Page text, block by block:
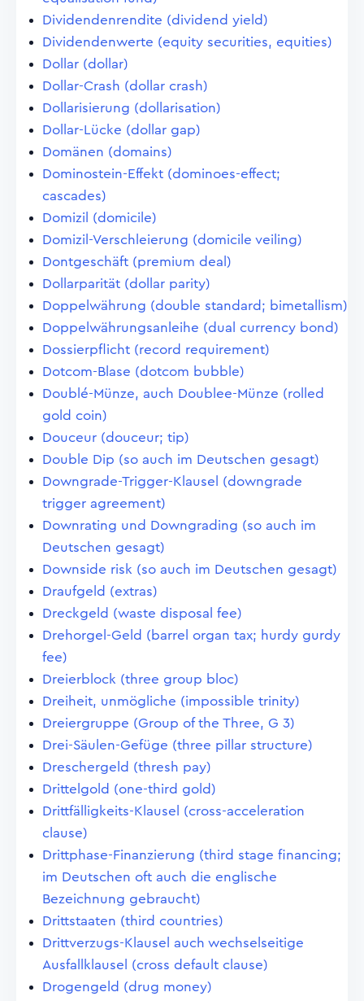
Dividendenrendite (dividend yield)
Dividendenwerte (equity securities, equities)
Dollar (dollar)
Dollar-Crash (dollar crash)
Dollarisierung (dollarisation)
Dollar-Lücke (dollar gap)
Domänen (domains)
Dominostein-Effekt (dominoes-effect;
cascades)
Domizil (domicile)
Domizil-Verschleierung (domicile veiling)
Dontgeschäft (premium deal)
Dollarparität (dollar parity)
Doppelwährung (double standard; bimetallism)
Doppelwährungsanleihe (dual currency bond)
Dossierpflicht (record requirement)
Dotcom-Blase (dotcom bubble)
Doublé-Münze, auch Doublee-Münze (rolled
gold coin)
Douceur (douceur; tip)
Double Dip (so auch im Deutschen gesagt)
Downgrade-Trigger-Klausel (downgrade
trigger agreement)
Downrating und Downgrading (so auch im
Deutschen gesagt)
Downside risk (so auch im Deutschen gesagt)
Draufgeld (extras)
Dreckgeld (waste disposal fee)
Drehorgel-Geld (barrel organ tax; hurdy gurdy
fee)
Dreierblock (three group bloc)
Dreiheit, unmögliche (impossible trinity)
Dreiergruppe (Group of the Three, G 3)
Drei-Säulen-Gefüge (three pillar structure)
Dreschergeld (thresh pay)
Drittelgold (one-third gold)
Drittfälligkeits-Klausel (cross-acceleration
clause)
Drittphase-Finanzierung (third stage financing;
im Deutschen oft auch die englische
Bezeichnung gebraucht)
Drittstaaten (third countries)
Drittverzugs-Klausel auch wechselseitige
Ausfallklausel (cross default clause)
Drogengeld (drug money)